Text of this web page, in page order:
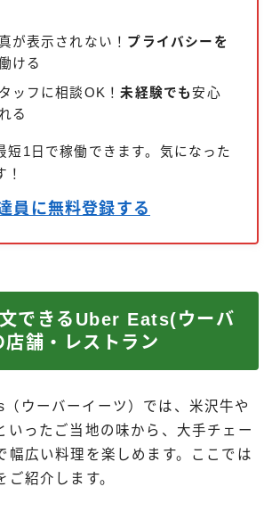
が表示されない！ プライバシーを
ける
ッフに相談OK！未経験でも安心
る
短1日で稼働できます。気になった
！
員に無料登録する
できるUber Eats(ウーバ
舗・レストラン
ウーバーイーツ）では、米沢牛や
いったご当地の味から、大手チェー
幅広い料理を楽しめます。ここでは
紹介します。